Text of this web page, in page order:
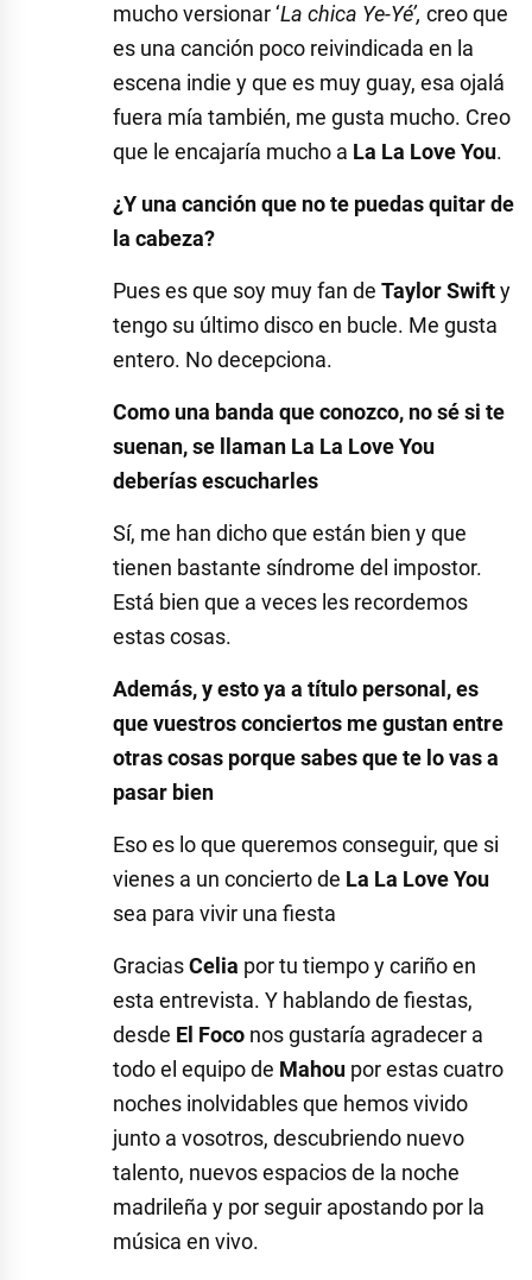
mucho versionar ‘La chica Ye-Yé’, creo que
es una canción poco reivindicada en la
escena indie y que es muy guay, esa ojalá
fuera mía también, me gusta mucho. Creo
que le encajaría mucho a La La Love You.
¿Y una canción que no te puedas quitar de
la cabeza?
Pues es que soy muy fan de Taylor Swifty
tengo su último disco en bucle. Me gusta
entero. No decepciona.
Como una banda que conozco, no sé si te
suenan, se llaman La La Love You
deberías escucharles
Sí, me han dicho que están bien y que
tienen bastante síndrome del impostor.
Está bien que a veces les recordemos
estas cosas.
Además, y esto ya a título personal, es
que vuestros conciertos me gustan entre
otras cosas porque sabes que te lo vas a
pasar bien
Eso es lo que queremos conseguir, que si
vienes a un concierto de La La Love You
sea para vivir una fiesta
GraciasCelia por tu tiempo y cariño en
esta entrevista. Y hablando de fiestas,
desde El Foco nos gustaría agradecer a
todo el equipo de Mahou por estas cuatro
noches inolvidables que hemos vivido
junto a vosotros, descubriendo nuevo
talento, nuevos espacios de la noche
madrileña y por seguir apostando por la
música en vivo.